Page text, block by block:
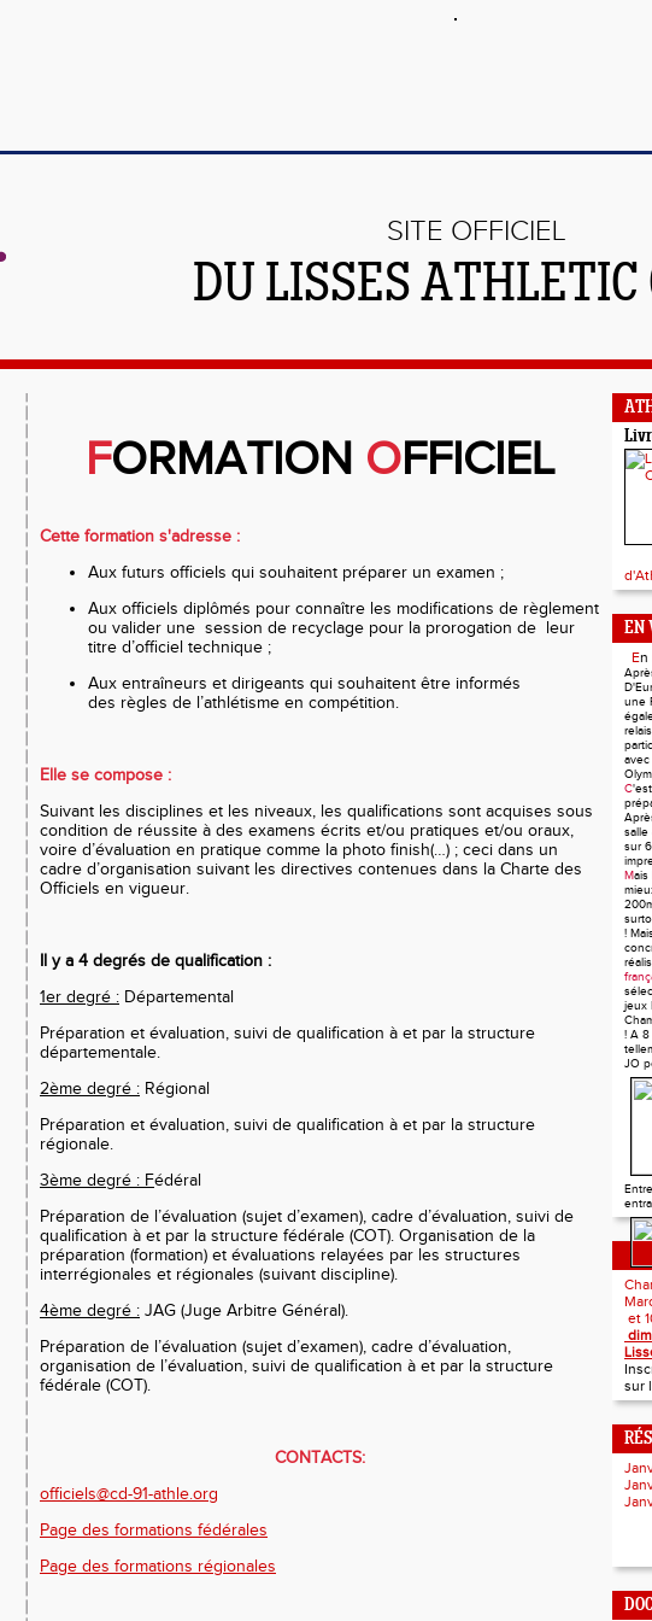
SITE OFFICIEL
DU LISSES ATHLETIC
FORMATION OFFICIEL
Cette formation s'adresse :
Aux futurs officiels qui souhaitent préparer un examen ;
Aux officiels diplômés pour connaître les modifications de règlement
ou valider une session de recyclage pour la prorogation de leur
titre d’officiel technique ;
Aux entraîneurs et dirigeants qui souhaitent être informés
des règles de l’athlétisme en compétition.
Elle se compose :
Suivant les disciplines et les niveaux, les qualifications sont acquises sous
condition de réussite à des examens écrits et/ou pratiques et/ou oraux,
voire d’évaluation en pratique comme la photo finish(…) ; ceci dans un
cadre d’organisation suivant les directives contenues dans la Charte des
Officiels en vigueur.
Il y a 4 degrés de qualification :
1er degré : Départemental
Préparation et évaluation, suivi de qualification à et par la structure
départementale.
2ème degré : Régional
Préparation et évaluation, suivi de qualification à et par la structure
régionale.
3ème degré : Fédéral
Préparation de l’évaluation (sujet d’examen), cadre d’évaluation, suivi de
qualification à et par la structure fédérale (COT). Organisation de la
préparation (formation) et évaluations relayées par les structures
interrégionales et régionales (suivant discipline).
4ème degré : JAG (Juge Arbitre Général).
Préparation de l’évaluation (sujet d’examen), cadre d’évaluation,
organisation de l’évaluation, suivi de qualification à et par la structure
fédérale (COT).
CONTACTS:
officiels@cd-91-athle.org
Page des formations fédérales
Page des formations régionales
EN
En
une
C
salle
sur
Mais
!
jeux
! A
JO
et
sur